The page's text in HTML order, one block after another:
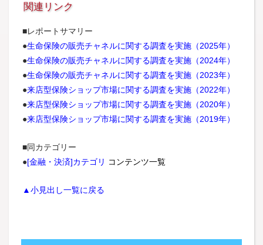
関連リンク
■レポートサマリー
●生命保険の販売チャネルに関する調査を実施（2025年）
●生命保険の販売チャネルに関する調査を実施（2024年）
●生命保険の販売チャネルに関する調査を実施（2023年）
●来店型保険ショップ市場に関する調査を実施（2022年）
●来店型保険ショップ市場に関する調査を実施（2020年）
●来店型保険ショップ市場に関する調査を実施（2019年）
■同カテゴリー
●[金融・決済]カテゴリ コンテンツ一覧
▲小見出し一覧に戻る